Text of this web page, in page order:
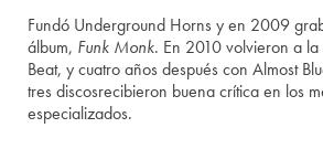
Fundó Underground Horns yen 2009
álbum, Funk Monk. En 2010volvieron a
Beat, y cuatro años despuésconAlmost
tresdiscosrecibieron buena crítica en los
especializados.